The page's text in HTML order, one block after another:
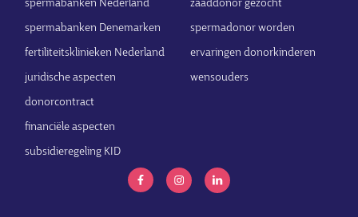
spermabanken Nederland
spermabanken Denemarken
fertiliteitsklinieken Nederland
juridische aspecten
donorcontract
financiële aspecten
subsidieregeling KID
zaaddonor gezocht
spermadonor worden
ervaringen donorkinderen
wensouders